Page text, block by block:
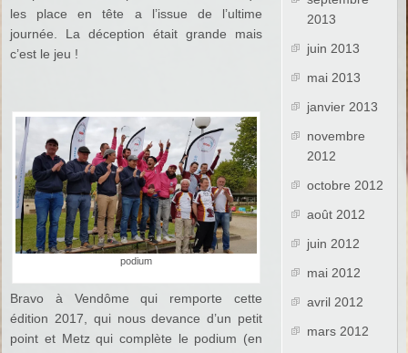
les place en tête a l’issue de l’ultime
journée. La déception était grande mais
c’est le jeu !
podium
Bravo à Vendôme qui remporte cette
édition 2017, qui nous devance d’un petit
point et Metz qui complète le podium (en
2013
juin 2013
mai 2013
janvier 2013
novembre
2012
octobre 2012
août 2012
juin 2012
mai 2012
avril 2012
mars 2012